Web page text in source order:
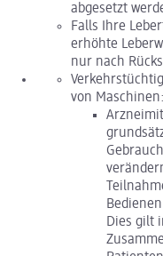
abgesetzt
Falls Ihre
erhöhte
nur nach
von Maschinen:
Dies gilt